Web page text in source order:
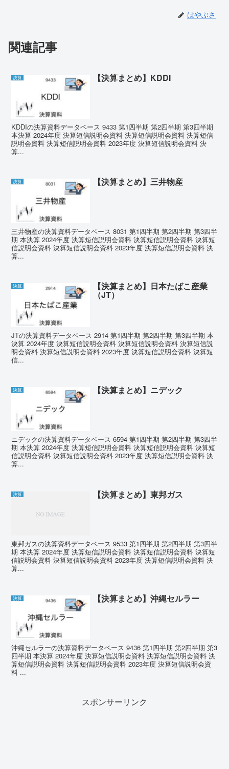
はやぶさ
関連記事
決算 【決算まとめ】KDDI
KDDIの決算資料データベース 9433 第1四半期 第2四半期 第3四半期
本決算 2024年度 決算短信説明会資料 決算短信説明会資料 決算短信
説明会資料 決算短信説明会資料 2023年度 決算短信説明会資料 決
算...
決算 【決算まとめ】三井物産
三井物産の決算資料データベース 8031 第1四半期 第2四半期 第3四半
期 本決算 2024年度 決算短信説明会資料 決算短信説明会資料 決算短
信説明会資料 決算短信説明会資料 2023年度 決算短信説明会資料 決
算...
決算 【決算まとめ】日本たばこ産業
（JT）
JTの決算資料データベース 2914 第1四半期 第2四半期 第3四半期 本
決算 2024年度 決算短信説明会資料 決算短信説明会資料 決算短信説
明会資料 決算短信説明会資料 2023年度 決算短信説明会資料 決算短
信...
決算 【決算まとめ】ニデック
ニデックの決算資料データベース 6594 第1四半期 第2四半期 第3四半
期 本決算 2024年度 決算短信説明会資料 決算短信説明会資料 決算短
信説明会資料 決算短信説明会資料 2023年度 決算短信説明会資料 決
算...
決算 【決算まとめ】東邦ガス
東邦ガスの決算資料データベース 9533 第1四半期 第2四半期 第3四半
期 本決算 2024年度 決算短信説明会資料 決算短信説明会資料 決算短
信説明会資料 決算短信説明会資料 2023年度 決算短信説明会資料 決
算...
決算 【決算まとめ】沖縄セルラー
沖縄セルラーの決算資料データベース 9436 第1四半期 第2四半期 第3
四半期 本決算 2024年度 決算短信説明会資料 決算短信説明会資料 決
算短信説明会資料 決算短信説明会資料 2023年度 決算短信説明会資
料 ...
スポンサーリンク